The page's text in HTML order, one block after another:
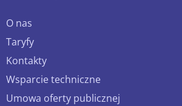
O nas
Taryfy
Kontakty
Wsparcie techniczne
Umowa oferty publicznej